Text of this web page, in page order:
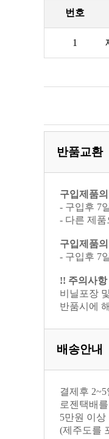
번호
1
반품교환
구입제품
- 구입후 7
- 다른 제
구입제품
- 구입후 7
!! 주의사항
비닐포장
반품시에
배송안내
결제후
로젠택배
5만원 이
(제주도를